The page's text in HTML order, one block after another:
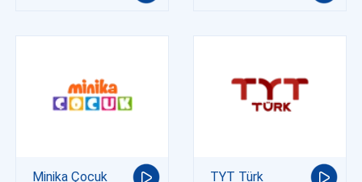
Minika Çocuk TYT Türk